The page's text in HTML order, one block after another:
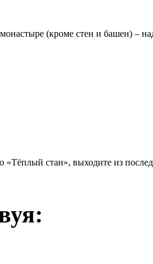
(кроме стен и башен) –
«Тёплый стан», выходите из